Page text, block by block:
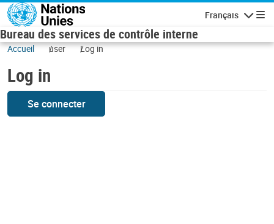
Skip to main content
Français
Bureau des services de contrôle interne
Accueil user Log in
Log in
Se connecter